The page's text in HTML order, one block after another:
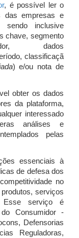
, é possível ler o
das empresas e
sendo inclusive
chave, segmento
dados
classificaçã
) e/ou nota de
obter os dados
da plataforma,
interessado
análises e
pelas
essenciais à
de defesa dos
no
serviços
Esse serviço é
Consumidor -
Defensorias
Reguladoras,